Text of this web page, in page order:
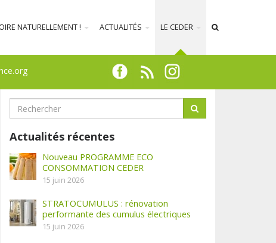
NATURELLEMENT ! ACTUALITÉS LE CEDER
Actualités récentes
Nouveau PROGRAMME ECO
CONSOMMATION CEDER
15 juin 2026
STRATOCUMULUS : rénovation
performante des cumulus électriques
15 juin 2026